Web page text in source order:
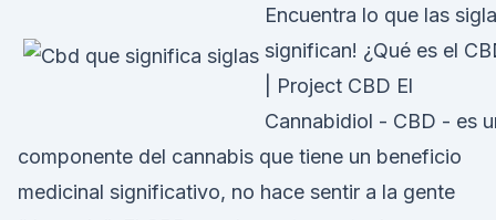
Encuentra lo que las
significan! ¿Qué es el
| Project CBD El
Cannabidiol - CBD - es
componente del cannabis que tiene un beneficio
medicinal significativo, no hace sentir a la gente